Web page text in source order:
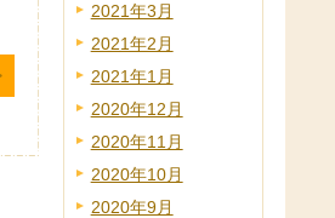
2021年3月
2021年2月
2021年1月
2020年12月
2020年11月
2020年10月
2020年9月